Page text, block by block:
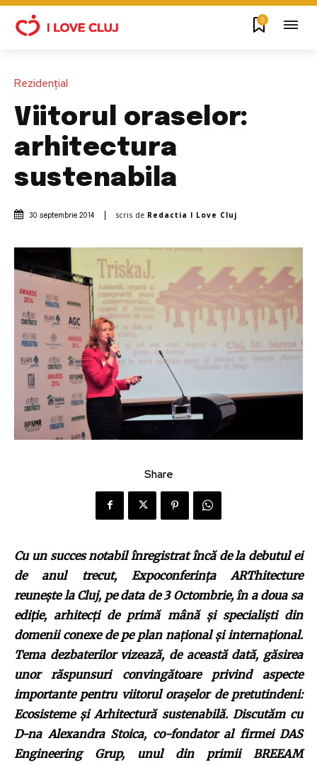
0
Rezidențial
Viitorul oraselor:
arhitectura
sustenabila
30 septembrie 2014 scris de Redactia I Love Cluj
Share
Cu un succes notabil înregistrat încă de la debutul ei
de anul trecut, Expoconferinţa ARThitecture
reuneşte la Cluj, pe data de 3 Octombrie, în a doua sa
ediţie, arhitecţi de primă mână şi specialişti din
domenii conexe de pe plan naţional şi internaţional.
Tema dezbaterilor vizează, de această dată, găsirea
unor răspunsuri convingătoare privind aspecte
importante pentru viitorul oraşelor de pretutindeni:
Ecosisteme şi Arhitectură sustenabilă. Discutăm cu
D-na Alexandra Stoica, co-fondator al firmei DAS
Engineering Grup,
unul din primii BREEAM